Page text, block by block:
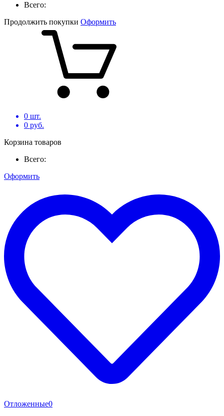
Всего:
Продолжить покупки Оформить
0 шт.
0 руб.
Корзина товаров
Всего:
Оформить
Отложенные0